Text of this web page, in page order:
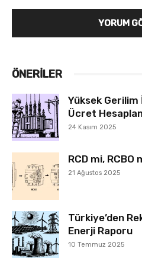
ÖNERILER
Yüksek
Ücret
24 Kasım 2025
RCD mi, RCBO
21 Ağustos 2025
Türkiye’den
Enerji Raporu
10 Temmuz 2025